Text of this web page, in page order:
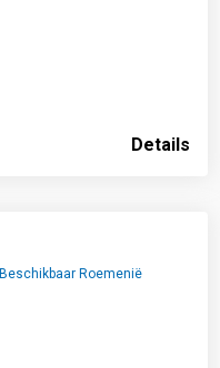
Details
Beschikbaar Roemenië